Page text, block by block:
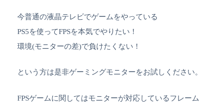
今普通の液晶テレビでゲームをやっている
PS5を使ってFPSを本気でやりたい！
環境(モニターの差)で負けたくない！
という方は是非ゲーミングモニターをお試しください。
FPSゲームに関してはモニターが対応しているフレーム